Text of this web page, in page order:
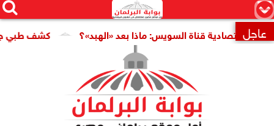
×


 عاجل كشف طبي جديد قناة السويس: ماذا بعد «الهبد»؟